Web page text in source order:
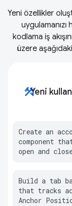
Yeni özellikler
uygulamanızı
kodlama iş
üzere
constructionYeni
Create an
component
open and
Build a tab
that tracks
Anchor